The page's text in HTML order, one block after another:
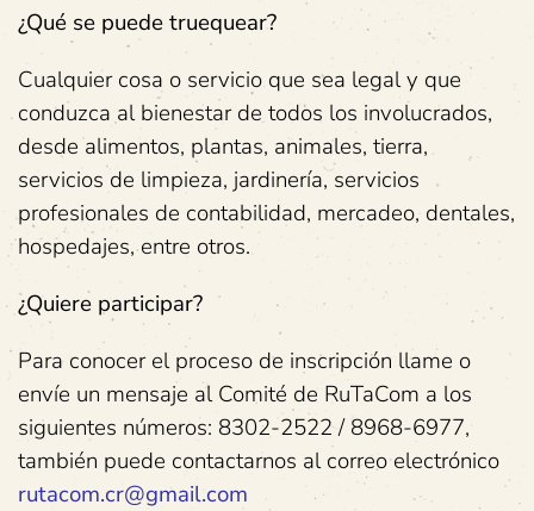
¿Qué se puede truequear?
Cualquier cosa o servicio que sea legal y que
conduzca al bienestar de todos los involucrados,
desde alimentos, plantas, animales, tierra,
servicios de limpieza, jardinería, servicios
profesionales de contabilidad, mercadeo, dentales,
hospedajes, entre otros.
¿Quiere participar?
Para conocer el proceso de inscripción llame o
envíe un mensaje al Comité de RuTaCom a los
siguientes números: 8302-2522 / 8968-6977,
también puede contactarnos al correo electrónico
rutacom.cr@gmail.com